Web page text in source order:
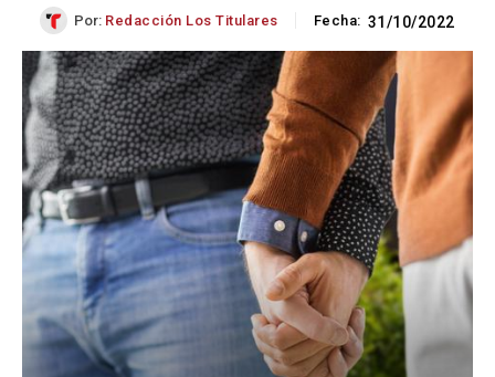
Por: Redacción Los Titulares Fecha: 31/10/2022